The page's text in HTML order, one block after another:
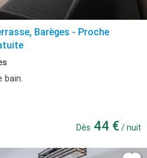
Barèges - Proche
bain.
Dès 44 € / nuit